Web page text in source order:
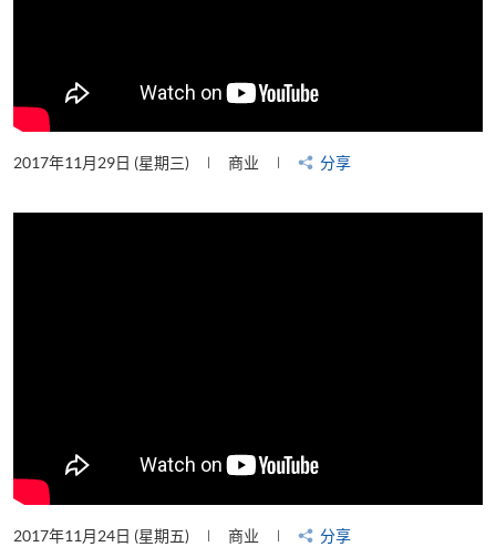
2017年11月29日 (星期三) 商业 分享
2017年11月24日 (星期五) 商业 分享